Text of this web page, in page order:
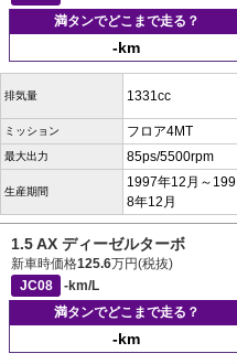
満タンでどこまで走る？
-km
排気量 1331cc
ミッション フロア4MT
最大出力 85ps/5500rpm
生産期間
1997年12月～199
8年12月
1.5 AX ディーゼルターボ
新車時価格125.6万円(税抜)
JC08
-km/L
満タンでどこまで走る？
-km